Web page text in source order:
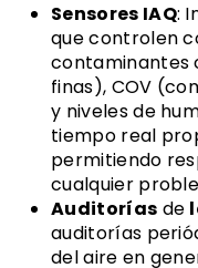
Sensores IAQ:
que controlen
contaminantes
finas), COV
y niveles de
tiempo real
permitiendo
cualquier
Auditorías de
auditorías
del aire en